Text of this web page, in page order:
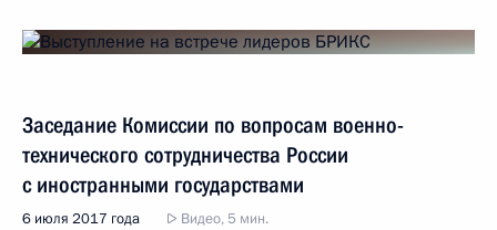
Заседание Комиссии по вопросам военно-
технического сотрудничества России
с иностранными государствами
6 июля 2017 года Видео, 5 мин.